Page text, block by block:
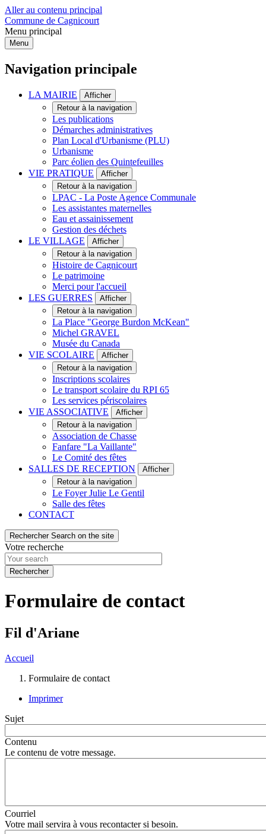
Aller au contenu principal
Commune de Cagnicourt
Menu principal
Menu
Navigation principale
LA MAIRIE
Afficher
Retour à la navigation
Les publications
Démarches administratives
Plan Local d'Urbanisme (PLU)
Urbanisme
Parc éolien des Quintefeuilles
VIE PRATIQUE
Afficher
Retour à la navigation
LPAC - La Poste Agence Communale
Les assistantes maternelles
Eau et assainissement
Gestion des déchets
LE VILLAGE
Afficher
Retour à la navigation
Histoire de Cagnicourt
Le patrimoine
Merci pour l'accueil
LES GUERRES
Afficher
Retour à la navigation
La Place "George Burdon McKean"
Michel GRAVEL
Musée du Canada
VIE SCOLAIRE
Afficher
Retour à la navigation
Inscriptions scolaires
Le transport scolaire du RPI 65
Les services périscolaires
VIE ASSOCIATIVE
Afficher
Retour à la navigation
Association de Chasse
Fanfare "La Vaillante"
Le Comité des fêtes
SALLES DE RECEPTION
Afficher
Retour à la navigation
Le Foyer Julie Le Gentil
Salle des fêtes
CONTACT
Rechercher Search on the site
Votre recherche
Formulaire de contact
Fil d'Ariane
Accueil
Formulaire de contact
Imprimer
Sujet
Contenu
Le contenu de votre message.
Courriel
Votre mail servira à vous recontacter si besoin.